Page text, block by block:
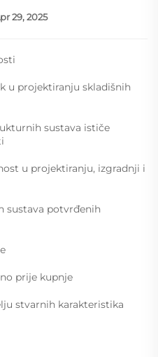
29, 2025
u projektiranju skladišnih
sustava ističe
u projektiranju, izgradnji i
sustava potvrđenih
prije kupnje
stvarnih karakteristika